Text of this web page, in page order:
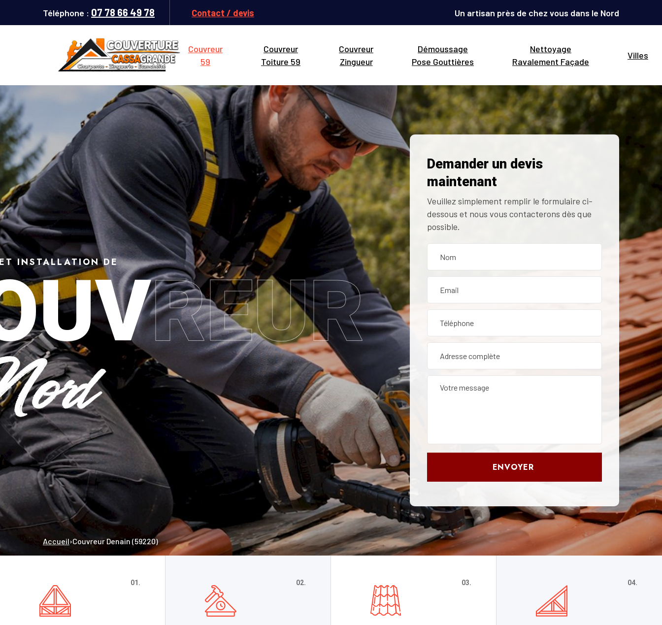
Téléphone : 07 78 66 49 78 Contact / devis Un artisan près de chez vous dans le Nord
Couvreur
59
Couvreur
Toiture 59
Couvreur
Zingueur
Démoussage
Pose Gouttières
Nettoyage
Ravalement Façade
Villes
INSTALLATION DE
Denain (59220) : réparation, rénovation et entretien de toiture dans le
REUR
Demander un devis
maintenant
Veuillez simplement remplir le formulaire ci-
dessous et nous vous contacterons dès que
possible.
ENVOYER
Accueil›Couvreur Denain (59220)
01. 02. 03. 04.